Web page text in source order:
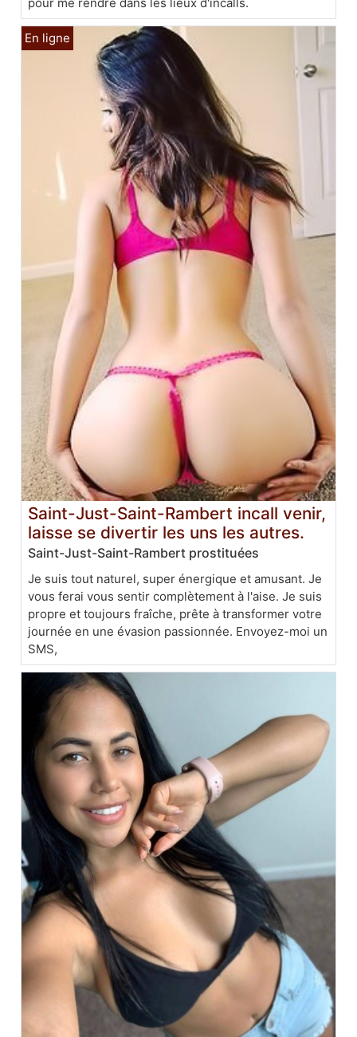
pour me rendre dans les lieux d'incalls.
Saint-Just-Saint-Rambert incall venir,
laisse se divertir les uns les autres.
Saint-Just-Saint-Rambert prostituées
Je suis tout naturel, super énergique et amusant. Je
vous ferai vous sentir complètement à l'aise. Je suis
propre et toujours fraîche, prête à transformer votre
journée en une évasion passionnée. Envoyez-moi un
SMS,